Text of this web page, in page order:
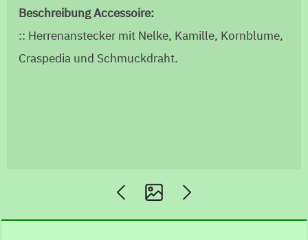
Beschreibung Accessoire:
:: Herrenanstecker mit Nelke, Kamille, Kornblume,
Craspedia und Schmuckdraht.